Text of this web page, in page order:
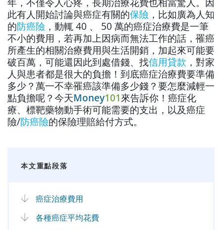
此有人開始討論與癌症有關的保險 ，比如廣為人知
的防癌險 ，動輒 40 、 50 萬的癌症治療費是一筆
不小的費用，若再加上因病而無法工作的話，罹癌
所產生的相關治療費用與生活開銷，加起來可能要
破百萬，可能還因此到處借錢、找信用貸款 ，對家
人與患者都是很大的負擔！到底癌症治療費要準備
多少？萬一不幸罹癌該準備多少錢？要怎麼減輕一
點負擔呢？今天Money101來告訴你！癌症化
療、標靶藥物動手術可能需要的支出，以及癌症
險/防癌險的保險理賠給付方式。
本文重點段落
癌症治療費用
各種癌症平均花費